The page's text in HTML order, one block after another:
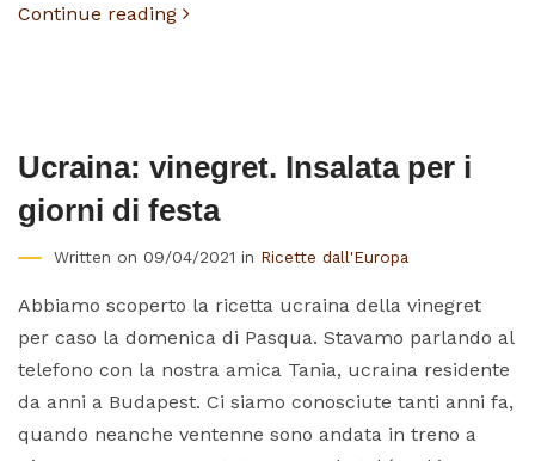
Continue reading
Ucraina: vinegret. Insalata per i
giorni di festa
Written on 09/04/2021 in Ricette dall'Europa
Abbiamo scoperto la ricetta ucraina della vinegret
per caso la domenica di Pasqua. Stavamo parlando al
telefono con la nostra amica Tania, ucraina residente
da anni a Budapest. Ci siamo conosciute tanti anni fa,
quando neanche ventenne sono andata in treno a